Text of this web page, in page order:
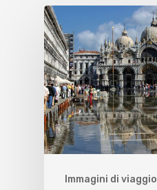
Immagini di viaggio